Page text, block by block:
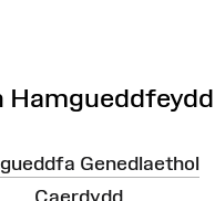
Hamgueddfeydd
Genedlaethol
Caerdydd